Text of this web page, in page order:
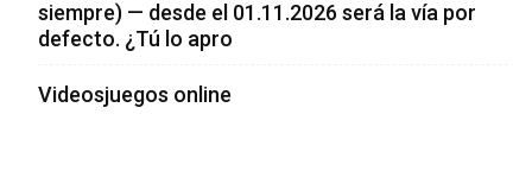
siempre) — desde el 01.11.2026 será la vía por
defecto. ¿Tú lo apro
Videosjuegos online